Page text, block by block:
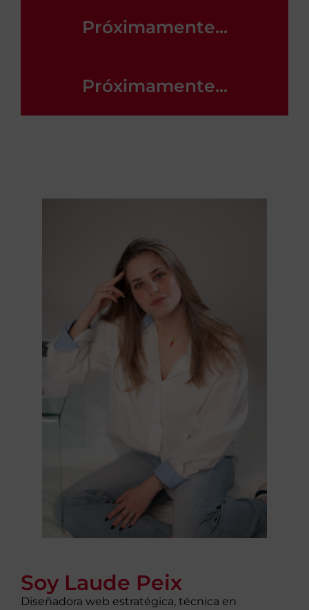
Próximamente...
Próximamente...
Soy Laude Peix
Diseñadora web estratégica, técnica en